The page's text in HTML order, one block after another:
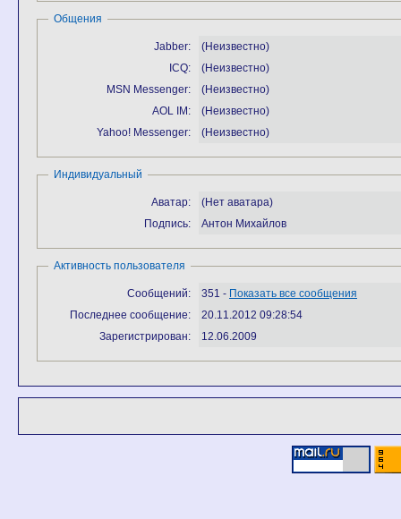
Общения
Jabber:
(Неизвестно)
ICQ:
(Неизвестно)
MSN Messenger:
(Неизвестно)
AOL IM:
(Неизвестно)
Yahoo! Messenger:
(Неизвестно)
Индивидуальный
Аватар:
(Нет аватара)
Подпись:
Антон Михайлов
Активность пользователя
Сообщений: 351 - Показать все сообщения
Последнее сообщение:
20.11.2012 09:28:54
Зарегистрирован:
12.06.2009